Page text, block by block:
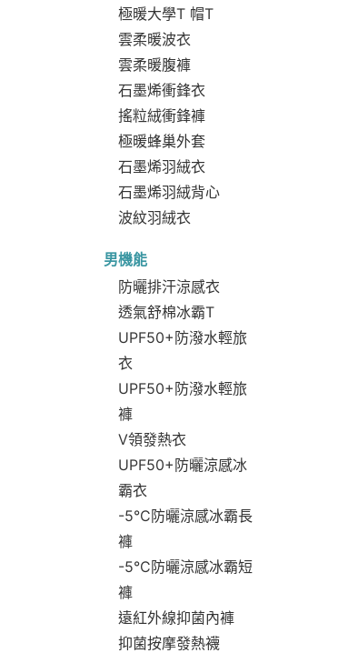
極暖大學T 帽T
雲柔暖波衣
雲柔暖腹褲
石墨烯衝鋒衣
搖粒絨衝鋒褲
極暖蜂巢外套
石墨烯羽絨衣
石墨烯羽絨背心
波紋羽絨衣
男機能
防曬排汗涼感衣
透氣舒棉冰霸T
UPF50+防潑水輕旅
衣
UPF50+防潑水輕旅
褲
V領發熱衣
UPF50+防曬涼感冰
霸衣
-5°C防曬涼感冰霸長
褲
-5°C防曬涼感冰霸短
褲
遠紅外線抑菌內褲
抑菌按摩發熱襪